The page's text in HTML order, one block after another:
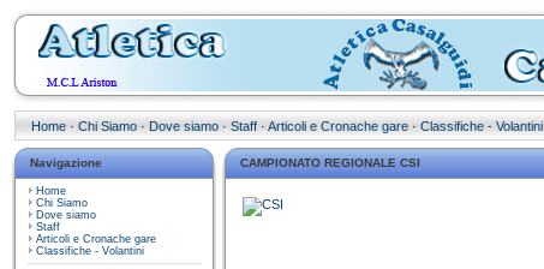
Home · Chi Siamo · Dove siamo · Staff · Articoli e Cronache gare · Classifiche - Volantini
Navigazione
Home
Chi Siamo
Dove siamo
Staff
Articoli e Cronache gare
Classifiche - Volantini
CAMPIONATO REGIONALE CSI